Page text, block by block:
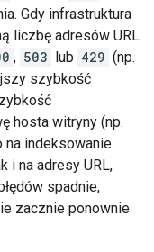
Gdy infrastruktura
liczbę adresów URL
, 503 lub 429 (np.
szybkość
hosta witryny (np.
na indeksowanie
i na adresy URL,
spadnie,
zacznie ponownie